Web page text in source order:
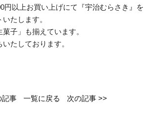
円以上お買い上げにて『宇治むらさき』を
たします。
子」も揃えています。
たしております。
記事 一覧に戻る 次の記事 >>